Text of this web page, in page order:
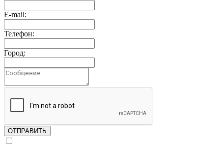
E-mail:
Телефон:
Город:
ОТПРАВИТЬ